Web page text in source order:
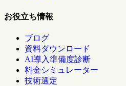
お役立ち情報
ブログ
資料ダウンロード
AI導入準備度診断
料金シミュレーター
技術選定